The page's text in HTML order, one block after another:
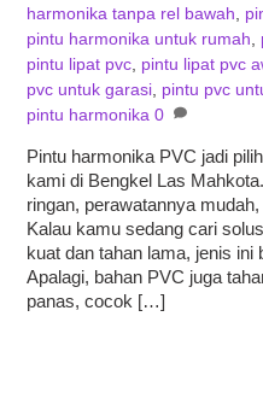
harmonika tanpa rel bawah,
pintu harmonika untuk rumah,
pintu lipat pvc, pintu lipat pvc
pvc untuk garasi, pintu pvc
pintu harmonika 0
Pintu harmonika PVC jadi
kami di Bengkel Las
ringan, perawatannya
Kalau kamu sedang cari
kuat dan tahan lama, jenis ini
Apalagi, bahan PVC juga
panas, cocok […]